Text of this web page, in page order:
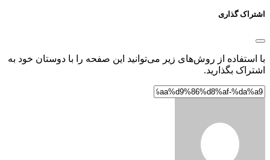
اشتراک گذاری
با استفاده از روش‌های زیر می‌توانید این صفحه را با دوستان خود به
اشتراک بگذارید.